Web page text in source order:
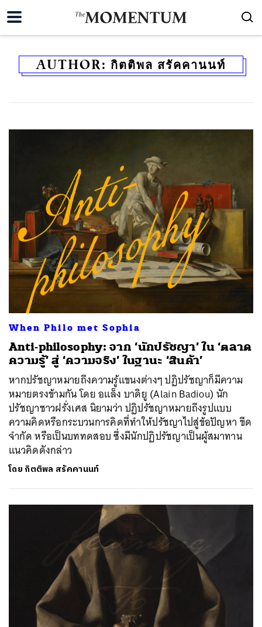
AUTHOR: กิตติพล สรัคคานนท์
When Philo met Sophia
Anti-philosophy: จาก ‘นักปรัชญา’ ใน ‘ตลาด
ความรู้’ สู่ ‘ความจริง’ ในฐานะ ‘สินค้า’
หากปรัชญาหมายถึงความรู้แขนงต่างๆ ปฏิปรัชญาก็มีความ
หมายตรงข้ามกัน โดย อแล็ง บาดิยู (Alain Badiou) นัก
ปรัชญาชาวฝรั่งเศส นิยามว่า ปฏิปรัชญาหมายถึงรูปแบบ
ความคิดหรือกระบวนการคิดที่ทำให้ปรัชญาไปสู่ข้อปัญหา ขีด
จำกัด หรือเป็นบททดสอบ ซึ่งมีนักปฏิปรัชญาเป็นผู้สมาทาน
แนวคิดดังกล่าว
โดย กิตติพล สรัคคานนท์